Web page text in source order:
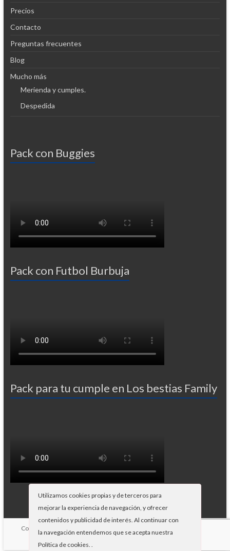
Precios
Contacto
Preguntas frecuentes
Blog
Mucho más
Merienda y cumples.
Despedida
Pack con Buggies
Pack con Futbol Burbuja
Pack para tu cumple en Los bestias Family
Copyright © 2026 Paintball Gandia
Spacious porThemeGrill
Utilizamos cookies propias y de terceros para
mejorar la experiencia de navegación, y ofrecer
contenidos y publicidad de interés. Al continuar con
la navegación entendemos que se acepta nuestra
Política de cookies. .